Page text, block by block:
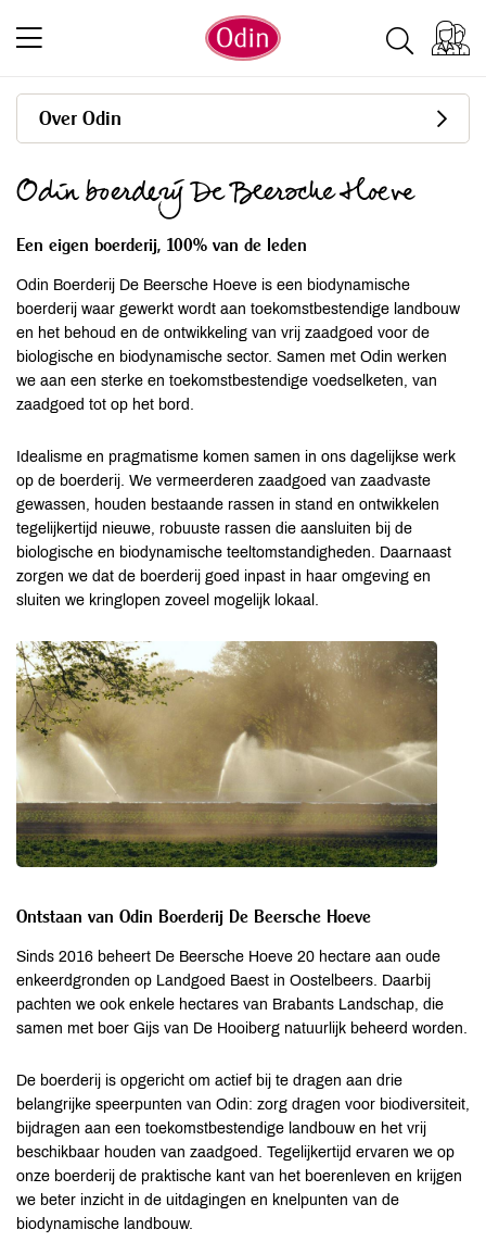
Over Odin
Odin boerderij De Beersche Hoeve
Een eigen boerderij, 100% van de leden
Odin Boerderij De Beersche Hoeve is een biodynamische
boerderij waar gewerkt wordt aan toekomstbestendige landbouw
en het behoud en de ontwikkeling van vrij zaadgoed voor de
biologische en biodynamische sector. Samen met Odin werken
we aan een sterke en toekomstbestendige voedselketen, van
zaadgoed tot op het bord.
Idealisme en pragmatisme komen samen in ons dagelijkse werk
op de boerderij. We vermeerderen zaadgoed van zaadvaste
gewassen, houden bestaande rassen in stand en ontwikkelen
tegelijkertijd nieuwe, robuuste rassen die aansluiten bij de
biologische en biodynamische teeltomstandigheden. Daarnaast
zorgen we dat de boerderij goed inpast in haar omgeving en
sluiten we kringlopen zoveel mogelijk lokaal.
Ontstaan van Odin Boerderij De Beersche Hoeve
Sinds 2016 beheert De Beersche Hoeve 20 hectare aan oude
enkeerdgronden op Landgoed Baest in Oostelbeers. Daarbij
pachten we ook enkele hectares van Brabants Landschap, die
samen met boer Gijs van De Hooiberg natuurlijk beheerd worden.
De boerderij is opgericht om actief bij te dragen aan drie
belangrijke speerpunten van Odin: zorg dragen voor biodiversiteit,
bijdragen aan een toekomstbestendige landbouw en het vrij
beschikbaar houden van zaadgoed. Tegelijkertijd ervaren we op
onze boerderij de praktische kant van het boerenleven en krijgen
we beter inzicht in de uitdagingen en knelpunten van de
biodynamische landbouw.